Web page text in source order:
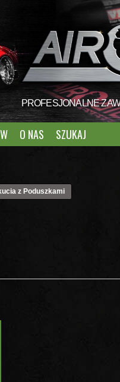
PROFESJONALNE
O NAS SZUKAJ
z Poduszkami